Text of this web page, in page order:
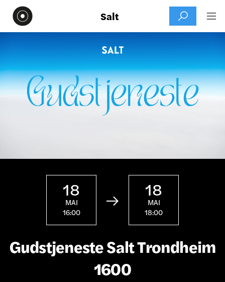
Salt  
18
MAI
16:00

18
MAI
18:00
Gudstjeneste Salt Trondheim
1600